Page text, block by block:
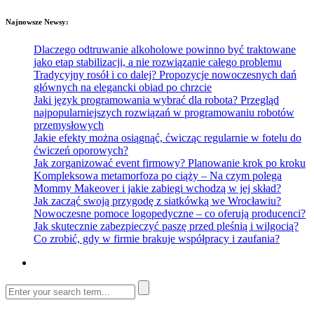
Najnowsze Newsy:
Dlaczego odtruwanie alkoholowe powinno być traktowane
jako etap stabilizacji, a nie rozwiązanie całego problemu
Tradycyjny rosół i co dalej? Propozycje nowoczesnych dań
głównych na elegancki obiad po chrzcie
Jaki język programowania wybrać dla robota? Przegląd
najpopularniejszych rozwiązań w programowaniu robotów
przemysłowych
Jakie efekty można osiągnąć, ćwicząc regularnie w fotelu do
ćwiczeń oporowych?
Jak zorganizować event firmowy? Planowanie krok po kroku
Kompleksowa metamorfoza po ciąży – Na czym polega
Mommy Makeover i jakie zabiegi wchodzą w jej skład?
Jak zacząć swoją przygodę z siatkówką we Wrocławiu?
Nowoczesne pomoce logopedyczne – co oferują producenci?
Jak skutecznie zabezpieczyć paszę przed pleśnią i wilgocią?
Co zrobić, gdy w firmie brakuje współpracy i zaufania?